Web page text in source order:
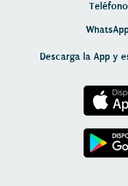
Descarga la App y